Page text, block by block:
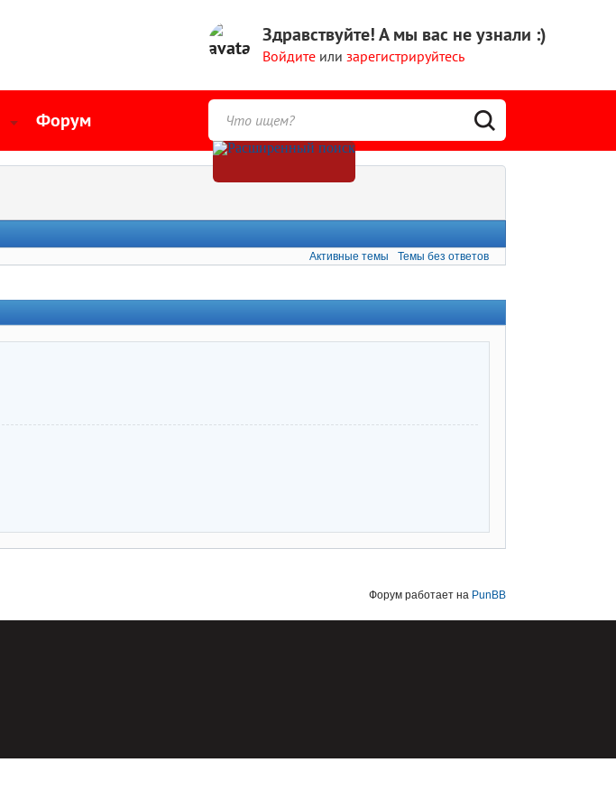
Здравствуйте!А мы вас не узнали :)
Войдите или зарегистрируйтесь
Форум
Активные темы Темы без ответов
Форум работает на PunBB